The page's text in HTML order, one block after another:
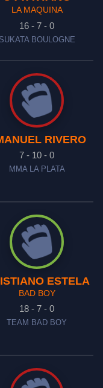
LA MAQUINA
16 - 7 - 0
SUKATA BOULOGNE
RIVERO
7 - 10 - 0
MMA LA PLATA
ESTELA
BAD BOY
18 - 7 - 0
TEAM BAD BOY